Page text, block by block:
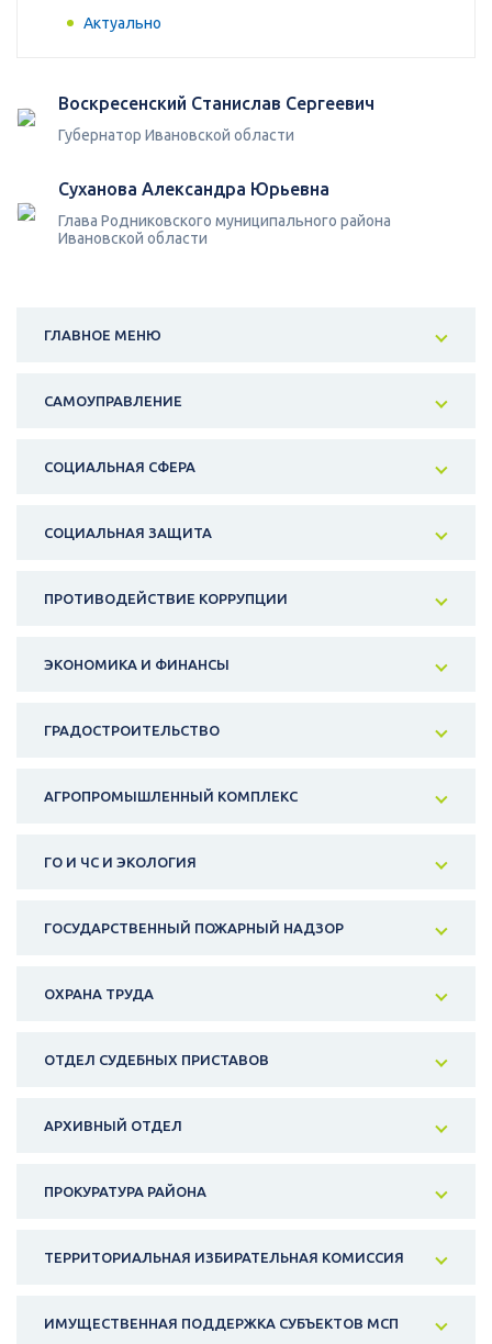
Актуально
Воскресенский Станислав Сергеевич
Губернатор Ивановской области
Суханова Александра Юрьевна
Глава Родниковского муниципального района
Ивановской области
ГЛАВНОЕ МЕНЮ
САМОУПРАВЛЕНИЕ
СОЦИАЛЬНАЯ СФЕРА
СОЦИАЛЬНАЯ ЗАЩИТА
ПРОТИВОДЕЙСТВИЕ КОРРУПЦИИ
ЭКОНОМИКА И ФИНАНСЫ
ГРАДОСТРОИТЕЛЬСТВО
АГРОПРОМЫШЛЕННЫЙ КОМПЛЕКС
ГО И ЧС И ЭКОЛОГИЯ
ГОСУДАРСТВЕННЫЙ ПОЖАРНЫЙ НАДЗОР
ОХРАНА ТРУДА
ОТДЕЛ СУДЕБНЫХ ПРИСТАВОВ
АРХИВНЫЙ ОТДЕЛ
ПРОКУРАТУРА РАЙОНА
ТЕРРИТОРИАЛЬНАЯ ИЗБИРАТЕЛЬНАЯ КОМИССИЯ
ИМУЩЕСТВЕННАЯ ПОДДЕРЖКА СУБЪЕКТОВ МСП